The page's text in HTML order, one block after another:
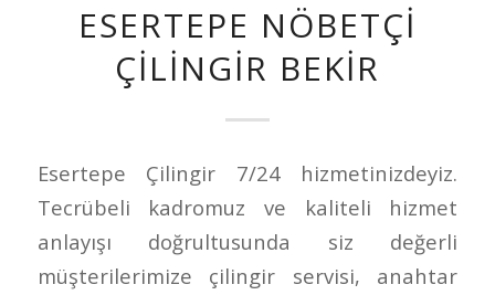
ESERTEPE NÖBETÇI
ÇILINGIR BEKIR
Esertepe Çilingir 7/24 hizmetinizdeyiz.
Tecrübeli kadromuz ve kaliteli hizmet
anlayışı doğrultusunda siz değerli
müşterilerimize çilingir servisi, anahtar